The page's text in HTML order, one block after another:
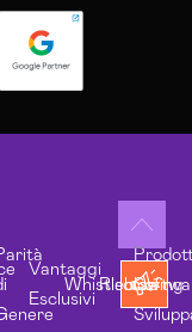
Vantaggi
Esclusivi
Whistleblowing
Risorse